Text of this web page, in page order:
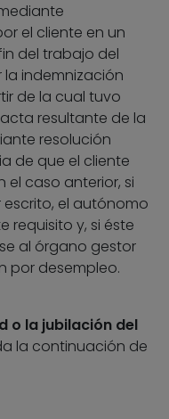
el cliente en un
del trabajo del
indemnización
de la cual tuvo
resultante de la
resolución
de que el cliente
el caso anterior, si
el autónomo
requisito y, si éste
al órgano gestor
por desempleo.
o la jubilación del
la continuación de